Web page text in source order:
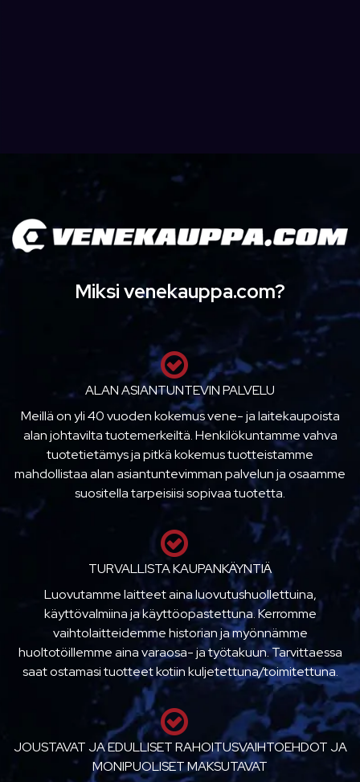
Miksi venekauppa.com?
ALAN ASIANTUNTEVIN PALVELU
Meillä on yli 40 vuoden kokemus vene- ja laitekaupoista
alan johtavilta tuotemerkeiltä. Henkilökuntamme vahva
tuotetietämys ja pitkä kokemus tuotteistamme
mahdollistaa alan asiantuntevimman palvelun ja osaamme
suositella tarpeisiisi sopivaa tuotetta.
TURVALLISTA KAUPANKÄYNTIÄ
Luovutamme laitteet aina luovutushuollettuina,
käyttövalmiina ja käyttöopastettuna. Kerromme
vaihtolaitteidemme historian ja myönnämme
huoltotöillemme aina varaosa- ja työtakuun. Tarvittaessa
saat ostamasi tuotteet kotiin kuljetettuna/toimitettuna.
JOUSTAVAT JA EDULLISET RAHOITUSVAIHTOEHDOT JA
MONIPUOLISET MAKSUTAVAT